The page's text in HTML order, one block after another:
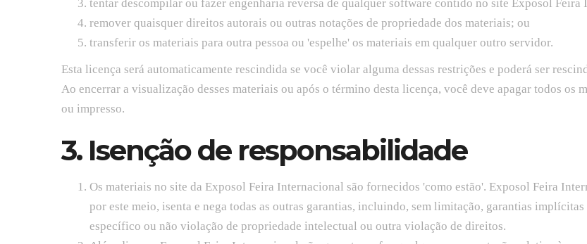
tentar descompilar ou fazer engenharia reversa de qualquer software contido no site Exposol Feira
remover quaisquer direitos autorais ou outras notações de propriedade dos materiais; ou
transferir os materiais para outra pessoa ou 'espelhe' os materiais em qualquer outro servidor.
Esta licença será automaticamente rescindida se você violar alguma dessas restrições e poderá ser
Ao encerrar a visualização desses materiais ou após o término desta licença, você deve apagar todos os
ou impresso.
3. Isenção de responsabilidade
Os materiais no site da Exposol Feira Internacional são fornecidos 'como estão'. Exposol Feira
por este meio, isenta e nega todas as outras garantias, incluindo, sem limitação, garantias
específico ou não violação de propriedade intelectual ou outra violação de direitos.